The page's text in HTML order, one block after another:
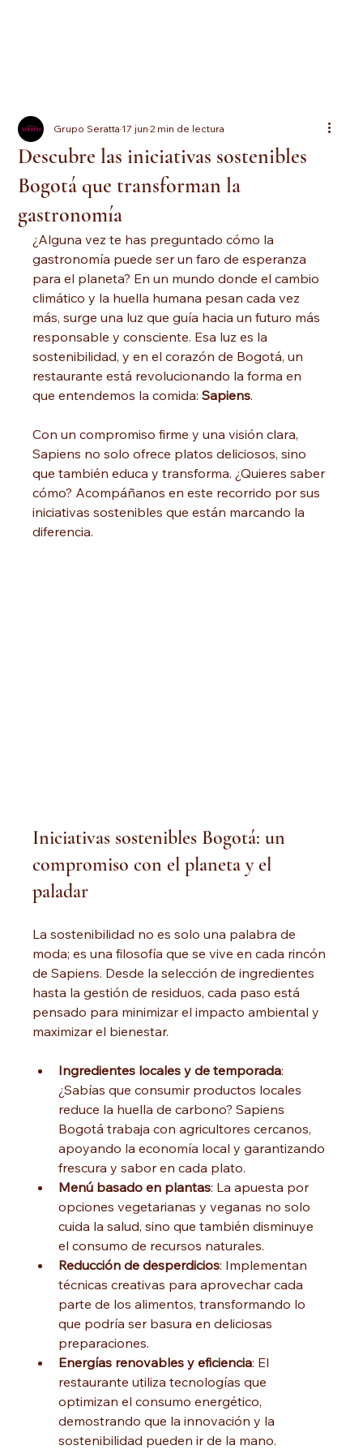
Descubre las iniciativas sostenibles
Bogotá que transforman la
gastronomía
Grupo Seratta17 jun2 min de lectura
¿Alguna vez te has preguntado cómo la
gastronomía puede ser un faro de esperanza
para el planeta? En un mundo donde el cambio
climático y la huella humana pesan cada vez
más, surge una luz que guía hacia un futuro más
responsable y consciente. Esa luz es la
sostenibilidad, y en el corazón de Bogotá, un
restaurante está revolucionando la forma en
que entendemos la comida: Sapiens.
Con un compromiso firme y una visión clara,
Sapiens no solo ofrece platos deliciosos, sino
que también educa y transforma. ¿Quieres saber
cómo? Acompáñanos en este recorrido por sus
iniciativas sostenibles que están marcando la
diferencia.
Iniciativas sostenibles Bogotá: un
compromiso con el planeta y el
paladar
La sostenibilidad no es solo una palabra de
moda; es una filosofía que se vive en cada rincón
de Sapiens. Desde la selección de ingredientes
hasta la gestión de residuos, cada paso está
pensado para minimizar el impacto ambiental y
maximizar el bienestar.
Ingredientes locales y de temporada:
¿Sabías que consumir productos locales
reduce la huella de carbono? Sapiens
Bogotá trabaja con agricultores cercanos,
apoyando la economía local y garantizando
frescura y sabor en cada plato.
Menú basado en plantas: La apuesta por
opciones vegetarianas y veganas no solo
cuida la salud, sino que también disminuye
el consumo de recursos naturales.
Reducción de desperdicios: Implementan
técnicas creativas para aprovechar cada
parte de los alimentos, transformando lo
que podría ser basura en deliciosas
preparaciones.
Energías renovables y eficiencia: El
restaurante utiliza tecnologías que
optimizan el consumo energético,
demostrando que la innovación y la
sostenibilidad pueden ir de la mano.